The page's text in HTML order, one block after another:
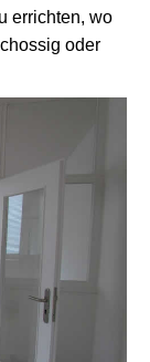
errichten, wo
oder